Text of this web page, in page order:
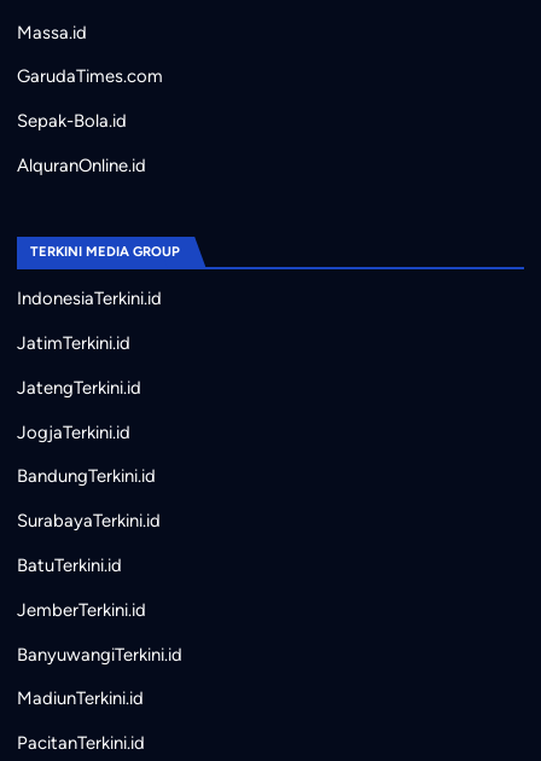
Massa.id
GarudaTimes.com
Sepak-Bola.id
AlquranOnline.id
TERKINI MEDIA GROUP
IndonesiaTerkini.id
JatimTerkini.id
JatengTerkini.id
JogjaTerkini.id
BandungTerkini.id
SurabayaTerkini.id
BatuTerkini.id
JemberTerkini.id
BanyuwangiTerkini.id
MadiunTerkini.id
PacitanTerkini.id